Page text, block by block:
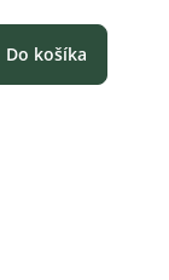
Do košíka